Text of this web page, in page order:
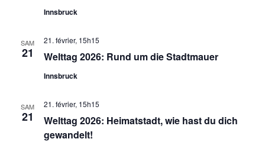
Innsbruck
SAM
21 Welttag 2026: Rund um die Stadtmauer
21. février, 15h15
Innsbruck
SAM
21
Welttag 2026: Heimatstadt, wie hast du dich
gewandelt!
21. février, 15h15